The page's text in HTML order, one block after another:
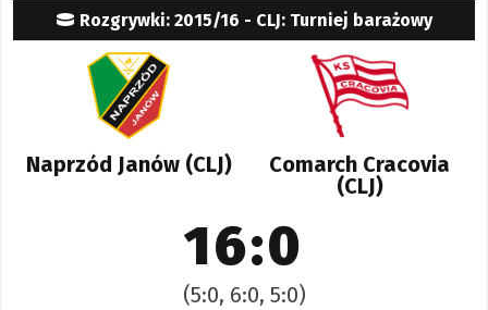
Rozgrywki: 2015/16 - CLJ: Turniej barażowy
Naprzód Janów (CLJ)
16:0
(5:0, 6:0, 5:0)
Comarch Cracovia
(CLJ)